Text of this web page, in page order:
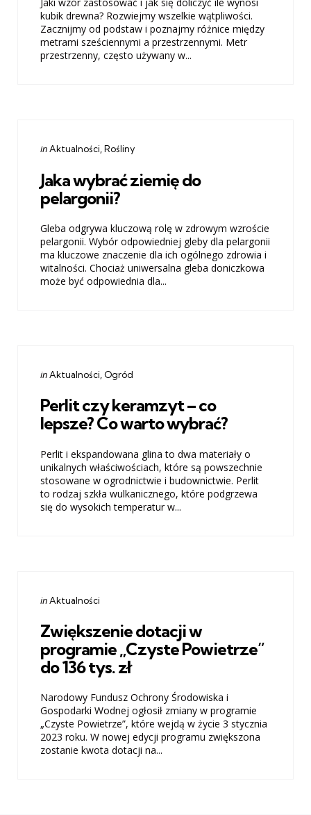
Jaki wzór zastosować i jak się doliczyć ile wynosi
kubik drewna? Rozwiejmy wszelkie wątpliwości.
Zacznijmy od podstaw i poznajmy różnice między
metrami sześciennymi a przestrzennymi. Metr
przestrzenny, często używany w...
Categories
Posted
inAktualności Rośliny
Jaka wybrać ziemię do
pelargonii?
Gleba odgrywa kluczową rolę w zdrowym wzroście
pelargonii. Wybór odpowiedniej gleby dla pelargonii
ma kluczowe znaczenie dla ich ogólnego zdrowia i
witalności. Chociaż uniwersalna gleba doniczkowa
może być odpowiednia dla...
Categories
Posted
inAktualności Ogród
Perlit czy keramzyt – co
lepsze? Co warto wybrać?
Perlit i ekspandowana glina to dwa materiały o
unikalnych właściwościach, które są powszechnie
stosowane w ogrodnictwie i budownictwie. Perlit
to rodzaj szkła wulkanicznego, które podgrzewa
się do wysokich temperatur w...
Categories
Posted
inAktualności
Zwiększenie dotacji w
programie „Czyste Powietrze”
do 136 tys. zł
Narodowy Fundusz Ochrony Środowiska i
Gospodarki Wodnej ogłosił zmiany w programie
„Czyste Powietrze”, które wejdą w życie 3 stycznia
2023 roku. W nowej edycji programu zwiększona
zostanie kwota dotacji na...